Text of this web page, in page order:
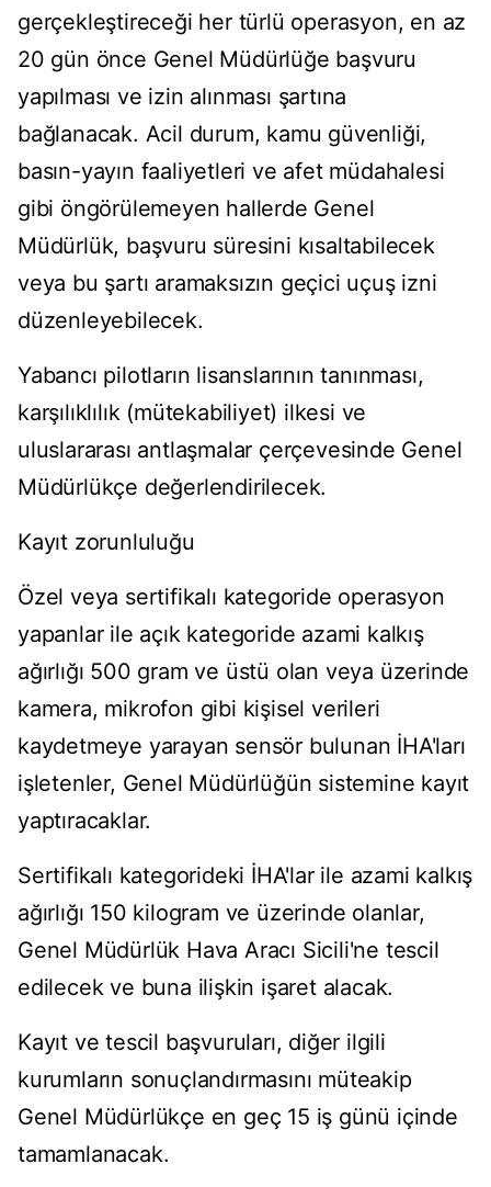
gerçekleştireceği her türlü operasyon, en az
20 gün önce Genel Müdürlüğe başvuru
yapılması ve izin alınması şartına
bağlanacak. Acil durum, kamu güvenliği,
basın-yayın faaliyetleri ve afet müdahalesi
gibi öngörülemeyen hallerde Genel
Müdürlük, başvuru süresini kısaltabilecek
veya bu şartı aramaksızın geçici uçuş izni
düzenleyebilecek.
Yabancı pilotların lisanslarının tanınması,
karşılıklılık (mütekabiliyet) ilkesi ve
uluslararası antlaşmalar çerçevesinde Genel
Müdürlükçe değerlendirilecek.
Kayıt zorunluluğu
Özel veya sertifikalı kategoride operasyon
yapanlar ile açık kategoride azami kalkış
ağırlığı 500 gram ve üstü olan veya üzerinde
kamera, mikrofon gibi kişisel verileri
kaydetmeye yarayan sensör bulunan İHA'ları
işletenler, Genel Müdürlüğün sistemine kayıt
yaptıracaklar.
Sertifikalı kategorideki İHA'lar ile azami kalkış
ağırlığı 150 kilogram ve üzerinde olanlar,
Genel Müdürlük Hava Aracı Sicili'ne tescil
edilecek ve buna ilişkin işaret alacak.
Kayıt ve tescil başvuruları, diğer ilgili
kurumların sonuçlandırmasını müteakip
Genel Müdürlükçe en geç 15 iş günü içinde
tamamlanacak.